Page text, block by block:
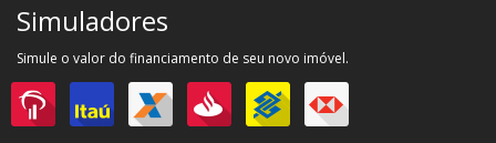
Simuladores
Simule o valor do financiamento de seu novo imóvel.